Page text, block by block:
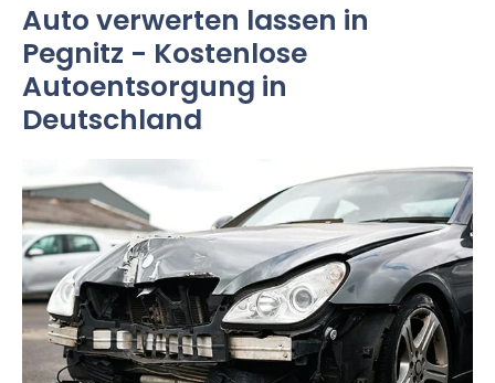
Auto verwerten lassen in
Pegnitz - Kostenlose
Autoentsorgung in
Deutschland